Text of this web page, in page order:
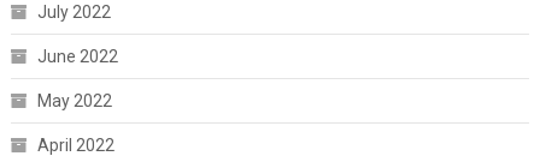
July 2022
June 2022
May 2022
April 2022